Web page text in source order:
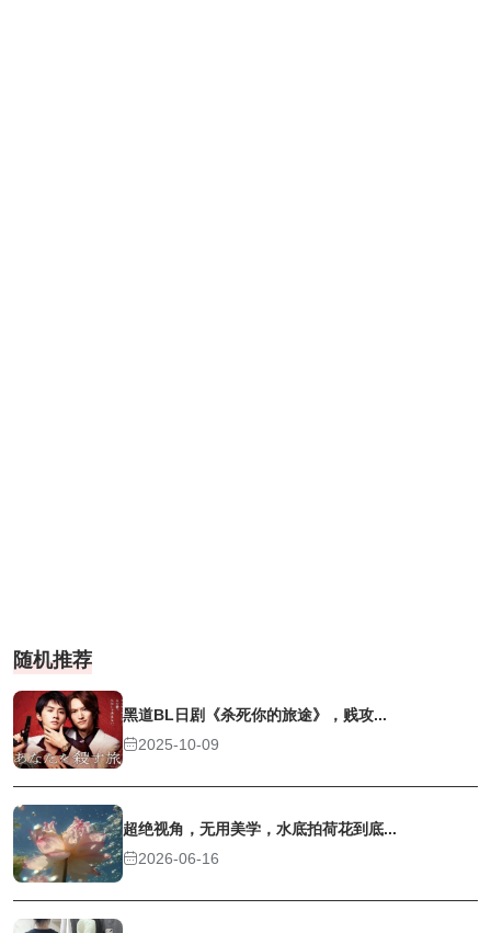
随机推荐
黑道BL日剧《杀死你的旅途》，贱攻...
2025-10-09
超绝视角，无用美学，水底拍荷花到底...
2026-06-16